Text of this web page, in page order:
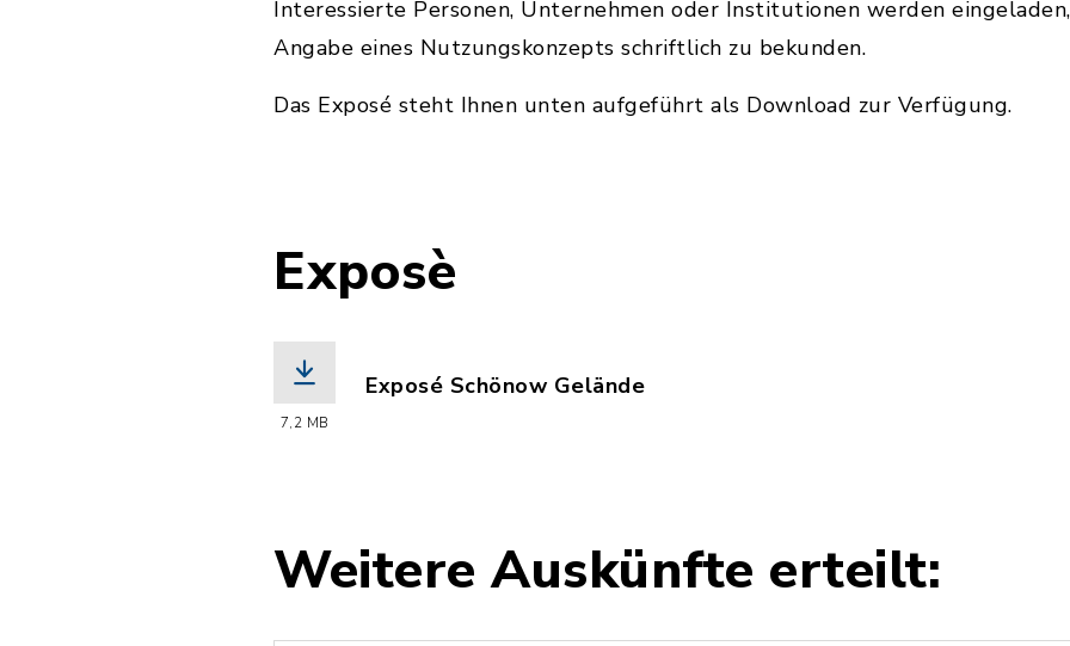
Interessierte Personen, Unternehmen oder Institutionen werden
Angabe eines Nutzungskonzepts schriftlich zu bekunden.
Das Exposé steht Ihnen unten aufgeführt als Download zur Verfügung.
Exposè
7,2 MB
Exposé Schönow Gelände
Weitere Auskünfte erteilt: